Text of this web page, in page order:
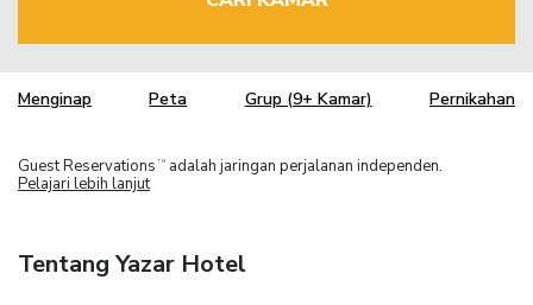
Menginap Peta Grup (9+ Kamar) Pernikahan
Guest Reservations TM
adalah jaringan perjalanan independen.
Pelajari lebih lanjut
Tentang Yazar Hotel